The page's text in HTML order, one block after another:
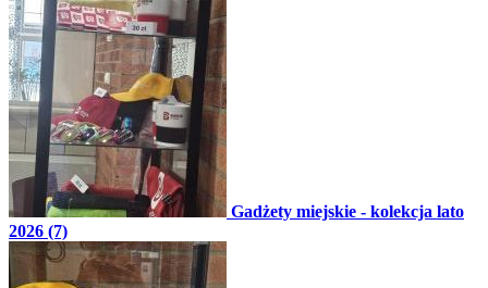
Gadżety miejskie - kolekcja lato
2026 (7)